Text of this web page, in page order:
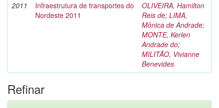
2011
Infraestrutura de transportes do
Nordeste 2011
OLIVEIRA, Hamilton
Reis de; LIMA,
Mônica de Andrade;
MONTE, Kerlen
Andrade do;
MILITÃO, Vivianne
Benevides
Refinar